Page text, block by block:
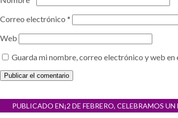
Correo electrónico *
Web
Guarda mi nombre, correo electrónico y web
Navegación
de
PUBLICADO EN¡2 DE FEBRERO, CELEBRAMOS